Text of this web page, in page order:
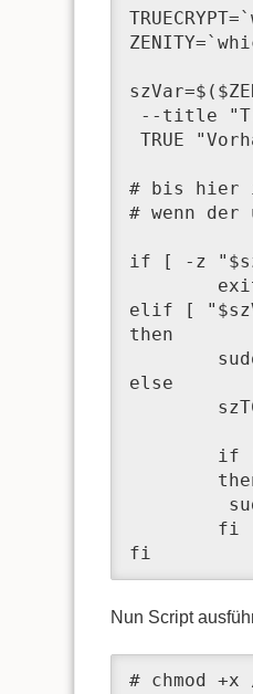
--title
TRUE
# bis hier
# wenn
if [ -z
elif [
then
else
Nun Script
# chmod